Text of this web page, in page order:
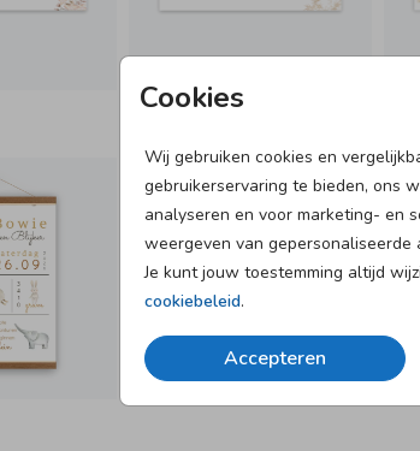
Cookies
Wij gebruiken cookies en
gebruikerservaring te bieden, ons
analyseren en voor marketing- en
weergeven van gepersonaliseerde
Je kunt jouw toestemming altijd
cookiebeleid.
Accepteren
DOOPSUIKER
SNOEPZAKJE